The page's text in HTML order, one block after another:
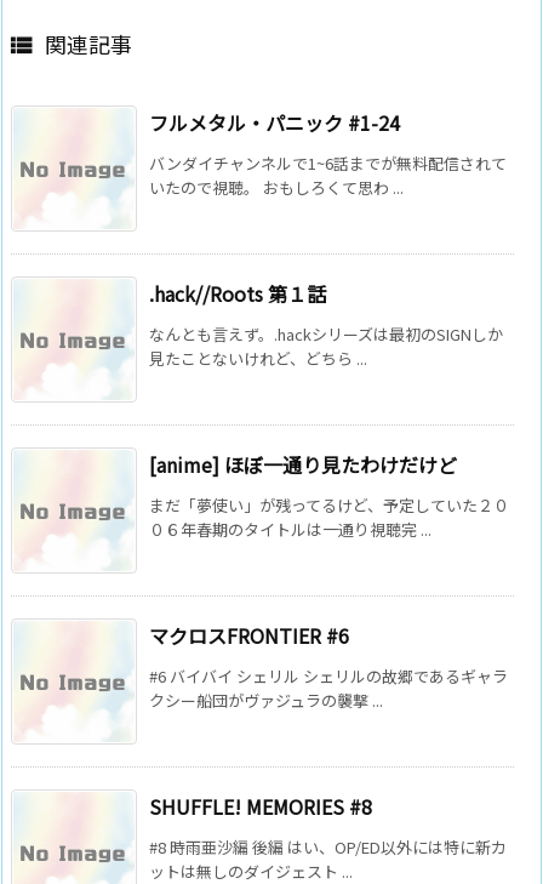
 関連記事
フルメタル・パニック #1-24
バンダイチャンネルで1~6話までが無料配信されて
いたので視聴。 おもしろくて思わ ...
.hack//Roots 第１話
なんとも言えず。.hackシリーズは最初のSIGNしか
見たことないけれど、どちら ...
[anime] ほぼ一通り見たわけだけど
まだ「夢使い」が残ってるけど、予定していた２０
０６年春期のタイトルは一通り視聴完 ...
マクロスFRONTIER #6
#6 バイバイ シェリル シェリルの故郷であるギャラ
クシー船団がヴァジュラの襲撃 ...
SHUFFLE! MEMORIES #8
#8 時雨亜沙編 後編 はい、OP/ED以外には特に新カ
ットは無しのダイジェスト ...